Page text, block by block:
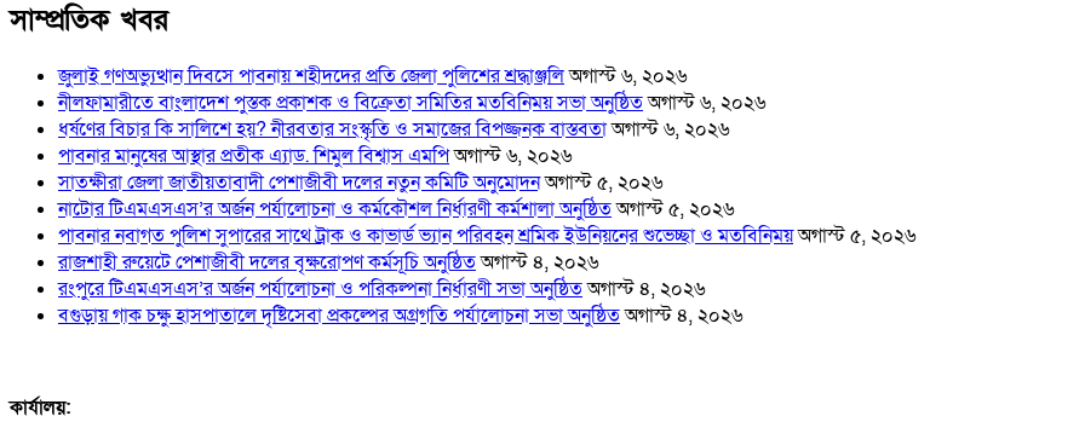
সাম্প্রতিক খবর
জুলাই গণঅভ্যুত্থান দিবসে পাবনায় শহীদদের প্রতি জেলা পুলিশের শ্রদ্ধাঞ্জলিঅগাস্ট ৬, ২০২৬
নীলফামারীতে বাংলাদেশ পুস্তক প্রকাশক ও বিক্রেতা সমিতির মতবিনিময় সভা অনুষ্ঠিতঅগাস্ট ৬, ২০২৬
ধর্ষণের বিচার কি সালিশে হয়? নীরবতার সংস্কৃতি ও সমাজের বিপজ্জনক বাস্তবতাঅগাস্ট ৬, ২০২৬
পাবনার মানুষের আস্থার প্রতীক এ্যাড. শিমুল বিশ্বাস এমপিঅগাস্ট ৬, ২০২৬
সাতক্ষীরা জেলা জাতীয়তাবাদী পেশাজীবী দলের নতুন কমিটি অনুমোদনঅগাস্ট ৫, ২০২৬
নাটোর টিএমএসএস’র অর্জন পর্যালোচনা ও কর্মকৌশল নির্ধারণী কর্মশালা অনুষ্ঠিতঅগাস্ট ৫, ২০২৬
পাবনার নবাগত পুলিশ সুপারের সাথে ট্রাক ও কাভার্ড ভ্যান পরিবহন শ্রমিক ইউনিয়নের শুভেচ্ছা ও মতবিনিময়অগাস্ট ৫, ২০২৬
রাজশাহী রুয়েটে পেশাজীবী দলের বৃক্ষরোপণ কর্মসূচি অনুষ্ঠিতঅগাস্ট ৪, ২০২৬
রংপুরে টিএমএসএস’র অর্জন পর্যালোচনা ও পরিকল্পনা নির্ধারণী সভা অনুষ্ঠিতঅগাস্ট ৪, ২০২৬
বগুড়ায় গাক চক্ষু হাসপাতালে দৃষ্টিসেবা প্রকল্পের অগ্রগতি পর্যালোচনা সভা অনুষ্ঠিতঅগাস্ট ৪, ২০২৬
কার্যালয়: